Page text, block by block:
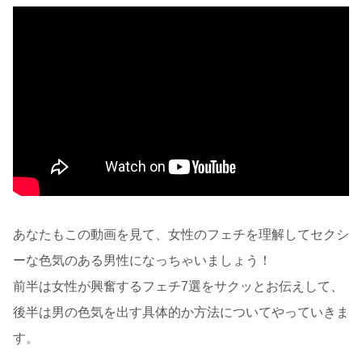
あなたもこの動画を見て、女性のフェチを理解してセクシ
ーな色気のある男性になっちゃいましょう！
前半は女性が興奮するフェチ7選をサクッとお伝えして、
後半は男の色気を出す具体的か方法についてやっていきま
す。